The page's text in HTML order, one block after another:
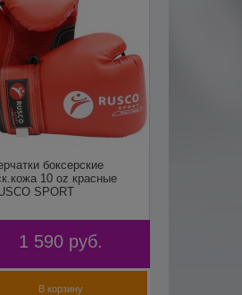
боксерские
10 oz красные
SPORT
1 590 руб.
В корзину